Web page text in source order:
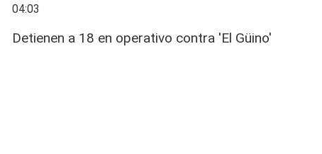
04:03
Detienen a 18 en operativo contra 'El Güino'